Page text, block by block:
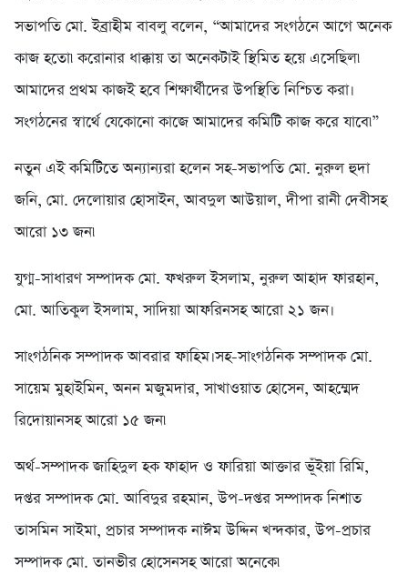
সভাপতি মো. ইব্রাহীম বাবলু বলেন, “আমাদের সংগঠনে আগে অনেক
কাজ হতো৷ করোনার ধাক্কায় তা অনেকটাই স্থিমিত হয়ে এসেছিল৷
আমাদের প্রথম কাজই হবে শিক্ষার্থীদের উপস্থিতি নিশ্চিত করা।
সংগঠনের স্বার্থে যেকোনো কাজে আমাদের কমিটি কাজ করে যাবে৷”
নতুন এই কমিটিতে অন্যান্যরা হলেন সহ-সভাপতি মো. নুরুল হুদা
জনি, মো. দেলোয়ার হোসাইন, আবদুল আউয়াল, দীপা রানী দেবীসহ
আরো ১৩ জন৷
যুগ্ম-সাধারণ সম্পাদক মো. ফখরুল ইসলাম, নুরুল আহাদ ফারহান,
মো. আতিকুল ইসলাম, সাদিয়া আফরিনসহ আরো ২১ জন।
সাংগঠনিক সম্পাদক আবরার ফাহিম।সহ-সাংগঠনিক সম্পাদক মো.
সায়েম মুহাইমিন, অনন মজুমদার, সাখাওয়াত হোসেন, আহম্মেদ
রিদোয়ানসহ আরো ১৫ জন৷
অর্থ-সম্পাদক জাহিদুল হক ফাহাদ ও ফারিয়া আক্তার ভূঁইয়া রিমি,
দপ্তর সম্পাদক মো. আবিদুর রহমান, উপ-দপ্তর সম্পাদক নিশাত
তাসমিন সাইমা, প্রচার সম্পাদক নাঈম উদ্দিন খন্দকার, উপ-প্রচার
সম্পাদক মো. তানভীর হোসেনসহ আরো অনেকে৷